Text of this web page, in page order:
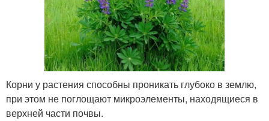
Корни у растения способны проникать глубоко в землю,
при этом не поглощают микроэлементы, находящиеся в
верхней части почвы.